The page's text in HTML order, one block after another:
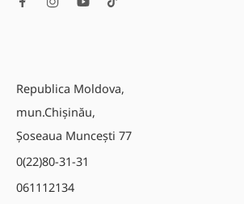
Republica Moldova,
mun.Chișinău,
Șoseaua Muncești 77
0(22)80-31-31
061112134